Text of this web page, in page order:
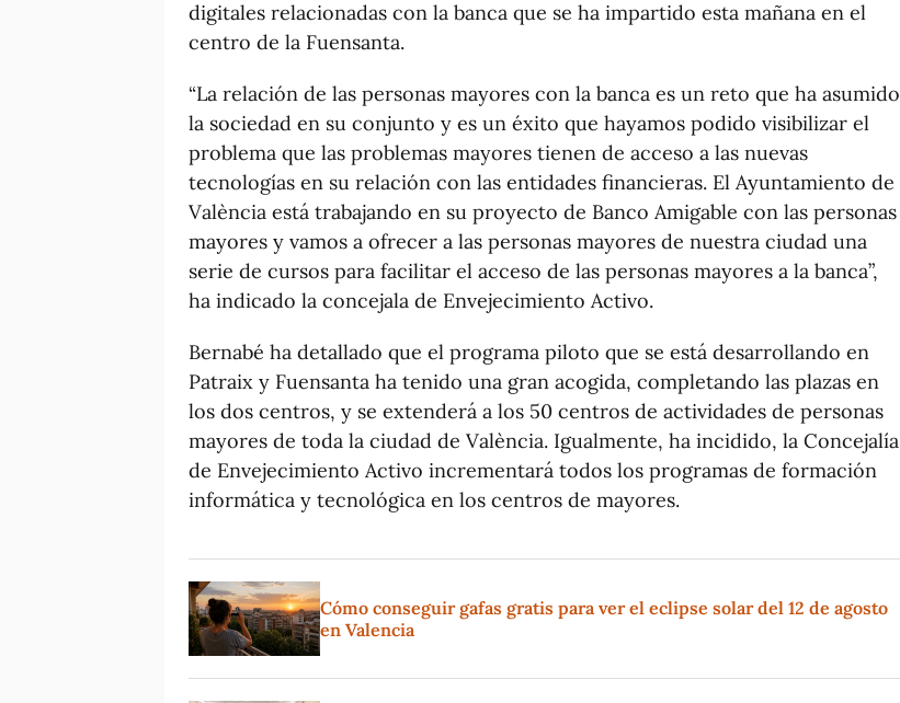
digitales relacionadas con la banca que se ha impartido esta mañana en el
centro de la Fuensanta.
“La relación de las personas mayores con la banca es un reto que ha asumido
la sociedad en su conjunto y es un éxito que hayamos podido visibilizar el
problema que las problemas mayores tienen de acceso a las nuevas
tecnologías en su relación con las entidades financieras. El Ayuntamiento de
València está trabajando en su proyecto de Banco Amigable con las personas
mayores y vamos a ofrecer a las personas mayores de nuestra ciudad una
serie de cursos para facilitar el acceso de las personas mayores a la banca”,
ha indicado la concejala de Envejecimiento Activo.
Bernabé ha detallado que el programa piloto que se está desarrollando en
Patraix y Fuensanta ha tenido una gran acogida, completando las plazas en
los dos centros, y se extenderá a los 50 centros de actividades de personas
mayores de toda la ciudad de València. Igualmente, ha incidido, la Concejalía
de Envejecimiento Activo incrementará todos los programas de formación
informática y tecnológica en los centros de mayores.
Cómo conseguir gafas gratis para ver el eclipse solar del 12 de agosto
en Valencia